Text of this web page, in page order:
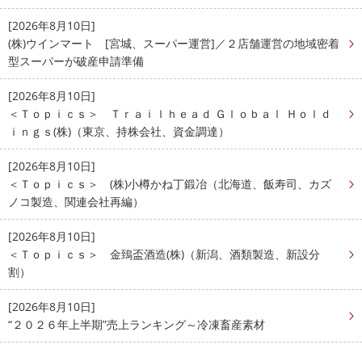
[2026年8月10日]
(株)ウインマート [宮城、スーパー運営]／２店舗運営の地域密着
型スーパーが破産申請準備
[2026年8月10日]
＜Ｔｏｐｉｃｓ＞ Ｔｒａｉｌｈｅａｄ Ｇｌｏｂａｌ Ｈｏｌｄ
ｉｎｇｓ(株)（東京、持株会社、資金調達）
[2026年8月10日]
＜Ｔｏｐｉｃｓ＞ (株)小樽かね丁鍛冶（北海道、飯寿司、カズ
ノコ製造、関連会社再編）
[2026年8月10日]
＜Ｔｏｐｉｃｓ＞ 金鵄盃酒造(株)（新潟、酒類製造、新設分
割）
[2026年8月10日]
“２０２６年上半期”売上ランキング～冷凍畜産素材